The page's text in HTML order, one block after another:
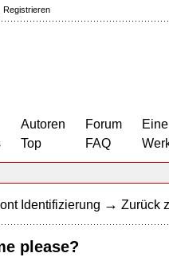
Registrieren
Autoren
Top
Forum
FAQ
Identifizierung → Zurück
please?